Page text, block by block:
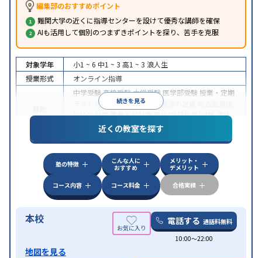
編集部のおすすめポイント
難関大学の近くに指導センターを設けて優秀な講師を確保
AIも活用して個別のつまずきポイントを探り、苦手を克服
続きを見る
対象学年 小1 ~ 6 中1 ~ 3 高1 ~ 3 浪人生
授業形式
オンライン指導
中学受験高校受験大学受験 医学部受験 授業・定期
テスト対策
内申点対策 学習習慣の定着
(旧AO)対策推薦入試対策英検(英語検定)対策漢検
(漢字検定)対策
中高一貫校生に対応成績保証制度あり授業の振替
可能不登校生に対応学習にPC・タブレットを利用
オンライン対応1科目から受講可能
近くの教室を探す
塾の特徴
こんな人に
おすすめ
メリット・
デメリット
コース内容
コース料金 合格実績
本校 電話する 通話料無料
10:00〜22:00
地図を見る